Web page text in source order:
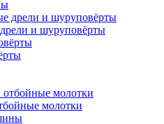
и шуруповёрты
молотки